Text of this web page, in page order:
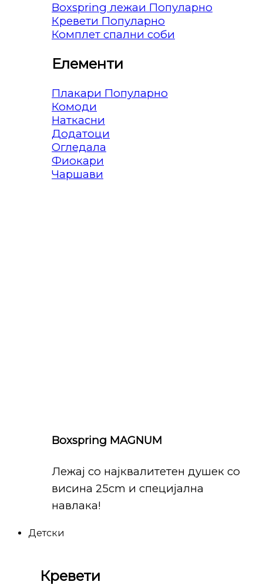
Boxspring лежаи
Кревети
Комплет спални соби
Елементи
Плакари
Комоди
Наткасни
Додатоци
Огледала
Фиокари
Чаршави
Boxspring MAGNUM
Лежај со најквалитетен душек со
висина 25cm и специјална
навлака!
Детски
Кревети